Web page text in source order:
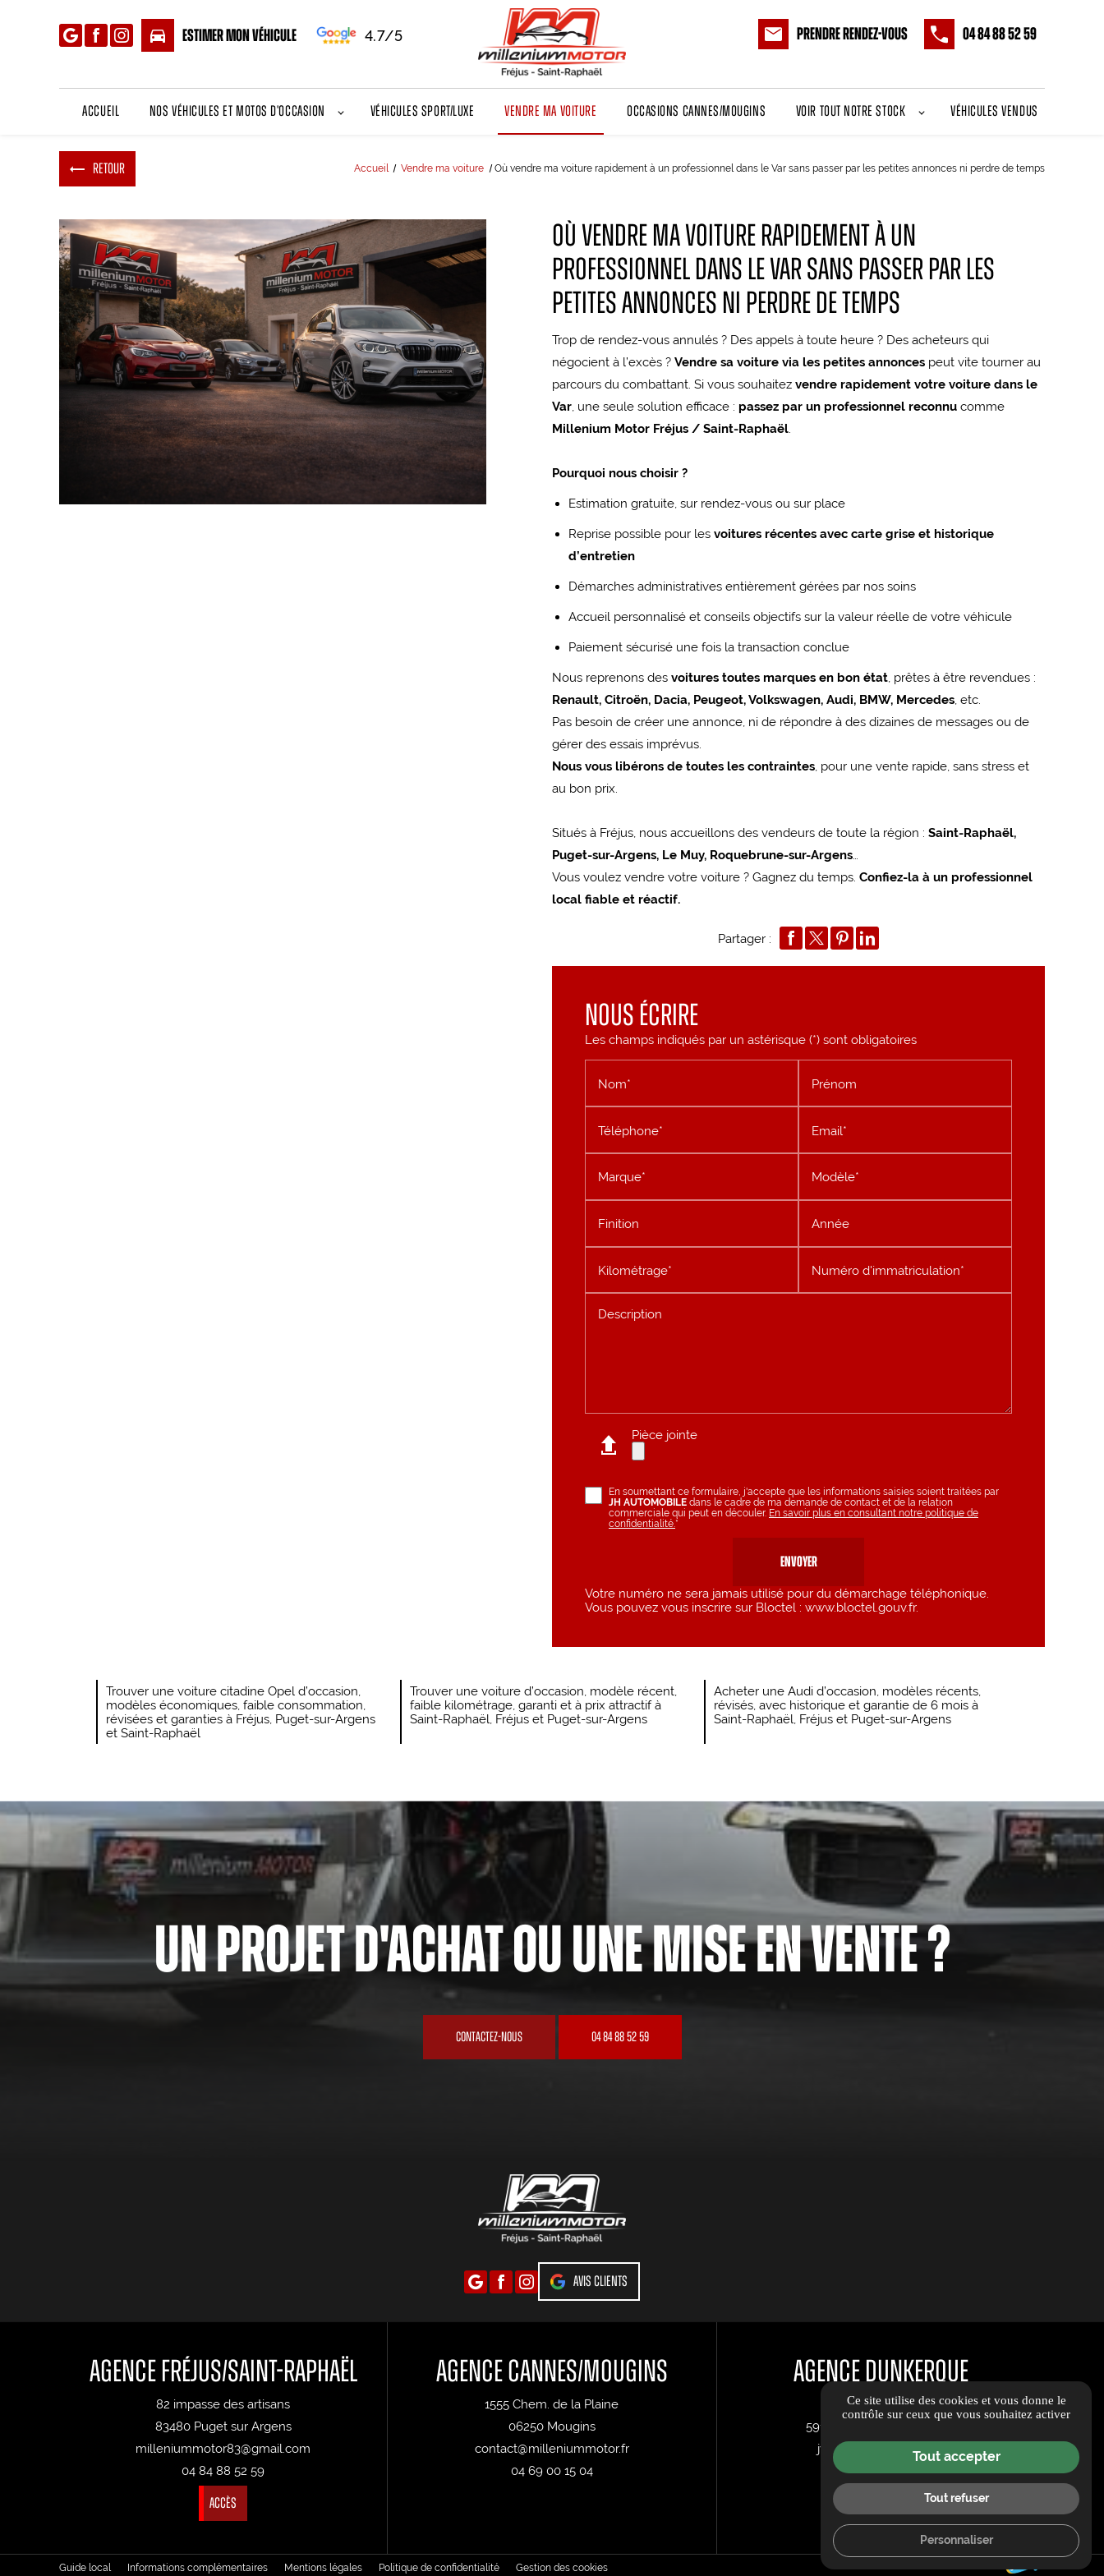
directions_car Estimer mon véhicule 4.7/5 Prendre rendez-vous 04 84 88 52 59
Accueil Nos véhicules et motos d'occasion Véhicules sport/luxe Vendre ma voiture Occasions Cannes/Mougins Voir tout notre stock Véhicules vendus
Accueil Vendre ma voiture Où vendre ma voiture rapidement à un professionnel dans le Var sans passer par les petites annonces ni perdre de temps
Retour
Où vendre ma voiture rapidement à un
professionnel dans le Var sans passer par les
petites annonces ni perdre de temps
Trop de rendez-vous annulés ? Des appels à toute heure ? Des acheteurs qui
négocient à l’excès ? Vendre sa voiture via les petites annonces peut vite tourner au
parcours du combattant. Si vous souhaitez vendre rapidement votre voiture dans le
Var, une seule solution efficace : passez par un professionnel reconnu comme
Millenium Motor Fréjus / Saint-Raphaël.
Pourquoi nous choisir ?
Estimation gratuite, sur rendez-vous ou sur place
Reprise possible pour les voitures récentes avec carte grise et historique
d’entretien
Démarches administratives entièrement gérées par nos soins
Accueil personnalisé et conseils objectifs sur la valeur réelle de votre véhicule
Paiement sécurisé une fois la transaction conclue
Nous reprenons des voitures toutes marques en bon état, prêtes à être revendues :
Renault, Citroën, Dacia, Peugeot, Volkswagen, Audi, BMW, Mercedes, etc.
Pas besoin de créer une annonce, ni de répondre à des dizaines de messages ou de
gérer des essais imprévus.
Nous vous libérons de toutes les contraintes, pour une vente rapide, sans stress et
au bon prix.
Situés à Fréjus, nous accueillons des vendeurs de toute la région : Saint-Raphaël,
Puget-sur-Argens, Le Muy, Roquebrune-sur-Argens…
Vous voulez vendre votre voiture ? Gagnez du temps. Confiez-la à un professionnel
local fiable et réactif.
Partager :
Nous écrire
Les champs indiqués par un astérisque (*) sont obligatoires
Nom* Prénom
Téléphone* Email*
Marque* Modèle*
Finition Année
Kilométrage* Numéro d'immatriculation*
Description
Pièce jointe
En soumettant ce formulaire, j'accepte que les informations saisies soient traitées par
JH AUTOMOBILE dans le cadre de ma demande de contact et de la relation
commerciale qui peut en découler. En savoir plus en consultant notre politique de
confidentialité. *
Votre numéro ne sera jamais utilisé pour du démarchage téléphonique.
Vous pouvez vous inscrire sur Bloctel : www.bloctel.gouv.fr.
Trouver une voiture citadine Opel d’occasion,
modèles économiques, faible consommation,
révisées et garanties à Fréjus, Puget-sur-Argens
et Saint-Raphaël
Trouver une voiture d’occasion, modèle récent,
faible kilométrage, garanti et à prix attractif à
Saint-Raphaël, Fréjus et Puget-sur-Argens
Acheter une Audi d’occasion, modèles récents,
révisés, avec historique et garantie de 6 mois à
Saint-Raphaël, Fréjus et Puget-sur-Argens
Un projet d'achat ou une mise en vente ?
Contactez-nous 04 84 88 52 59
Avis clients
Agence Fréjus/Saint-Raphaël
82 impasse des artisans
83480 Puget sur Argens
milleniummotor83@gmail.com
04 84 88 52 59
Accès
Agence Cannes/Mougins
1555 Chem. de la Plaine
06250 Mougins
contact@milleniummotor.fr
04 69 00 15 04
Agence Dunkerque
3 Rue des Saveurs
59180 Cappelle-la-Grande
jvmotordk@gmail.com
03 55 40 10 79
Guide local Informations complémentaires Mentions légales Politique de confidentialité Gestion des cookies
Ce site utilise des cookies et vous donne le
contrôle sur ceux que vous souhaitez activer
Tout accepter
Tout refuser
Personnaliser